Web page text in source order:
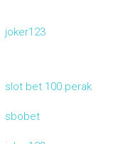
joker123
slot bet 100 perak
sbobet